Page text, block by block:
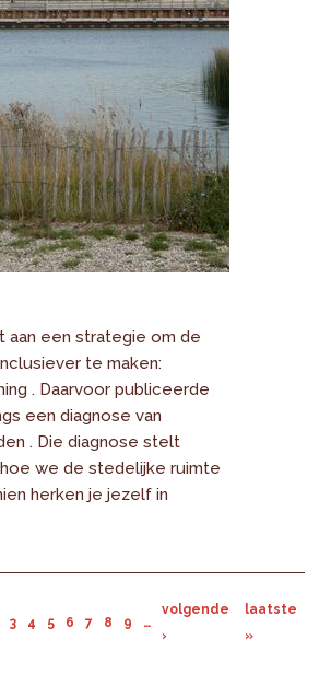
aan een strategie om de
te maken:
. Daarvoor publiceerde
een diagnose van
. Die diagnose stelt
we de stedelijke ruimte
herken je jezelf in
3 4 5 6 7 8 9 …
volgende
›
laatste
»